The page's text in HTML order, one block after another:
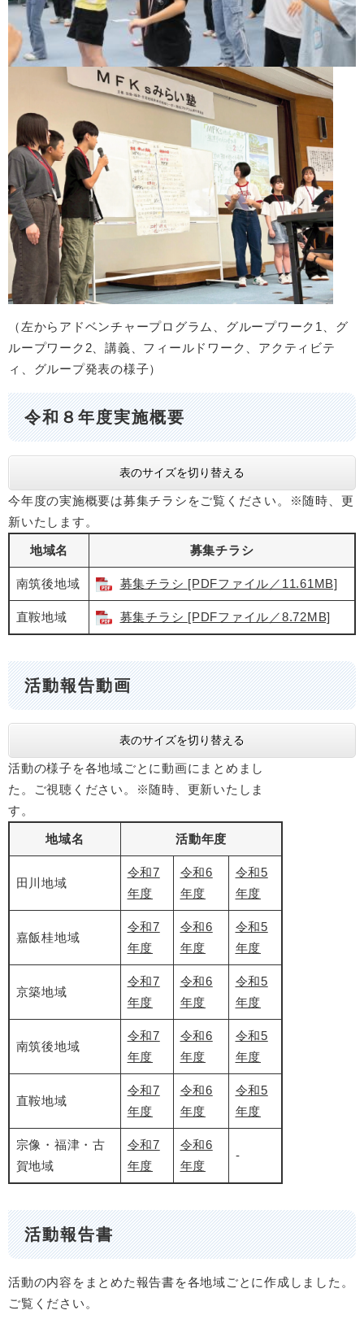
（左からアドベンチャープログラム、グループワーク1、グ
ループワーク2、講義、フィールドワーク、アクティビテ
ィ、グループ発表の様子）
令和８年度実施概要
表のサイズを切り替える
今年度の実施概要は募集チラシをご覧ください。※随時、更
新いたします。
地域名 募集チラシ
南筑後地域 募集チラシ [PDFファイル／11.61MB]
直鞍地域 募集チラシ [PDFファイル／8.72MB]
活動報告動画
表のサイズを切り替える
活動の様子を各地域ごとに動画にまとめまし
た。ご視聴ください。※随時、更新いたしま
す。
地域名 活動年度
田川地域
令和7
年度
令和6
年度
令和5
年度
嘉飯桂地域
令和7
年度
令和6
年度
令和5
年度
京築地域
令和7
年度
令和6
年度
令和5
年度
南筑後地域
令和7
年度
令和6
年度
令和5
年度
直鞍地域
令和7
年度
令和6
年度
令和5
年度
宗像・福津・古
賀地域
令和7
年度
令和6
年度
-
活動報告書
活動の内容をまとめた報告書を各地域ごとに作成しました。
ご覧ください。